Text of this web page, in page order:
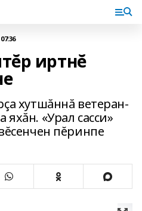
иртнĕ
хутшăннă ветеран-
«Урал сасси»
пĕринпе